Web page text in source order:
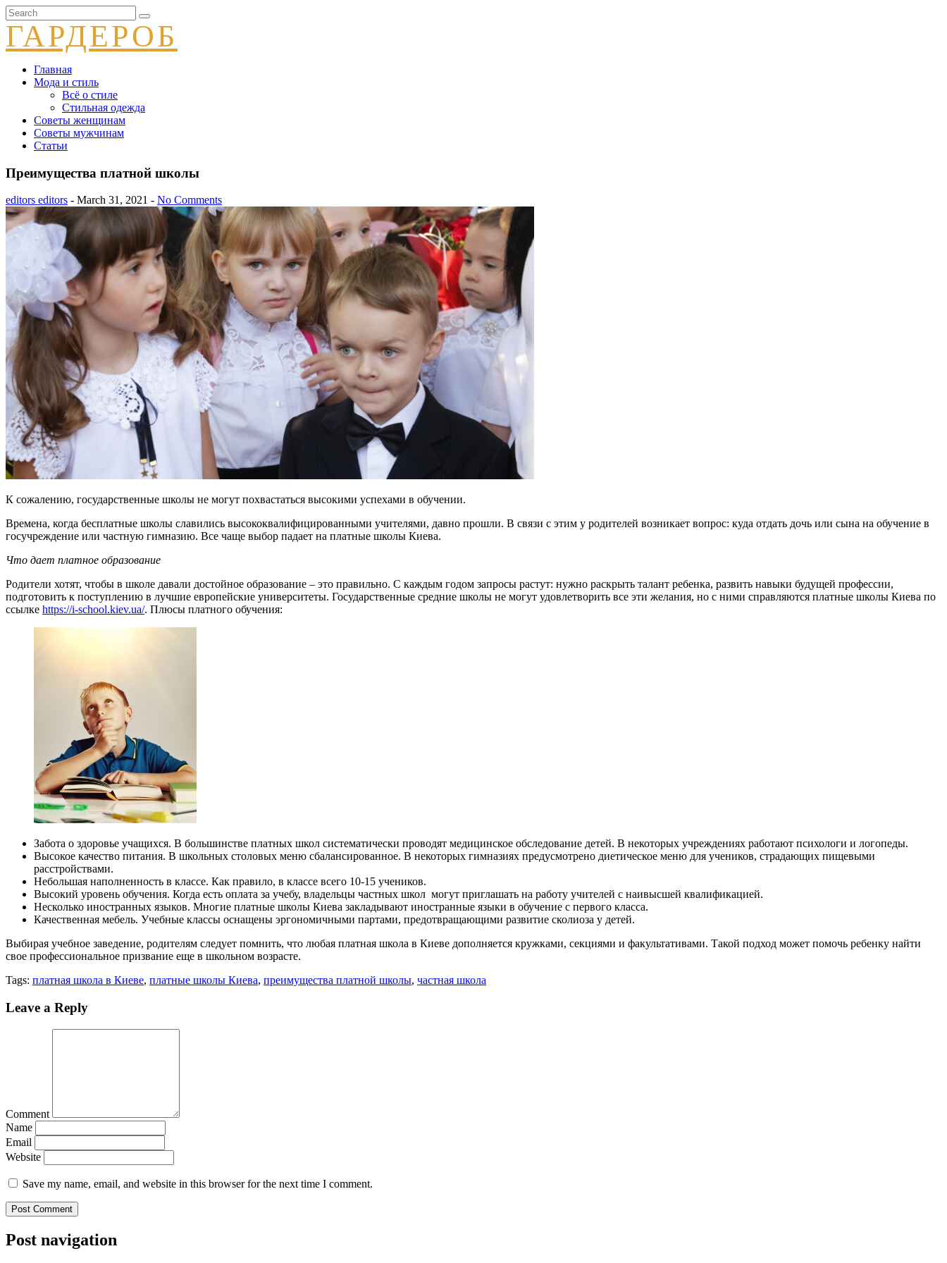
ГАРДЕРОБ
Главная
Мода и стиль
Всё о стиле
Стильная одежда
Советы женщинам
Советы мужчинам
Статьи
Преимущества платной школы
editors editors - March 31, 2021 - No Comments
К сожалению, государственные школы не могут похвастаться высокими успехами в обучении.
Времена, когда бесплатные школы славились высококвалифицированными учителями, давно прошли. В связи с этим у родителей возникает вопрос: куда отдать дочь или сына на обучение в
госучреждение или частную гимназию. Все чаще выбор падает на платные школы Киева.
Что дает платное образование
Родители хотят, чтобы в школе давали достойное образование – это правильно. С каждым годом запросы растут: нужно раскрыть талант ребенка, развить навыки будущей профессии,
подготовить к поступлению в лучшие европейские университеты. Государственные средние школы не могут удовлетворить все эти желания, но с ними справляются платные школы Киева по
ссылке https://i-school.kiev.ua/. Плюсы платного обучения:
Забота о здоровье учащихся. В большинстве платных школ систематически проводят медицинское обследование детей. В некоторых учреждениях работают психологи и логопеды.
Высокое качество питания. В школьных столовых меню сбалансированное. В некоторых гимназиях предусмотрено диетическое меню для учеников, страдающих пищевыми
расстройствами.
Небольшая наполненность в классе. Как правило, в классе всего 10-15 учеников.
Высокий уровень обучения. Когда есть оплата за учебу, владельцы частных школ могут приглашать на работу учителей с наивысшей квалификацией.
Несколько иностранных языков. Многие платные школы Киева закладывают иностранные языки в обучение с первого класса.
Качественная мебель. Учебные классы оснащены эргономичными партами, предотвращающими развитие сколиоза у детей.
Выбирая учебное заведение, родителям следует помнить, что любая платная школа в Киеве дополняется кружками, секциями и факультативами. Такой подход может помочь ребенку найти
свое профессиональное призвание еще в школьном возрасте.
Tags: платная школа в Киеве, платные школы Киева, преимущества платной школы, частная школа
Leave a Reply
Comment
Name
Email
Website
Save my name, email, and website in this browser for the next time I comment.
Post navigation